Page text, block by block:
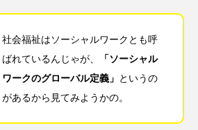
社会福祉はソーシャルワークとも呼
ばれているんじゃが、
「ソーシャル
ワークのグローバル定義」 というの
があるから見てみようかの。